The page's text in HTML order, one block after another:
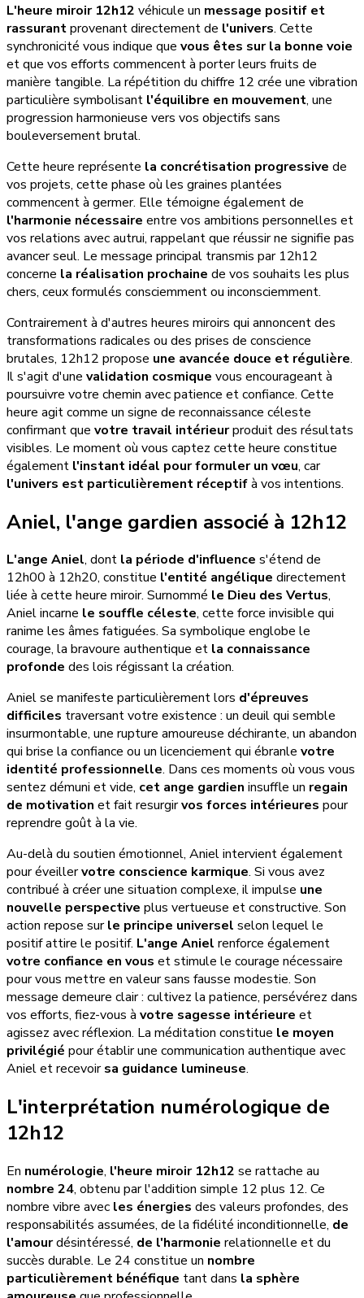
L'heure miroir 12h12 véhicule un message positif et
rassurantprovenant directement de l'univers. Cette
synchronicité vous indique que vous êtes sur la bonne voie
et que vos efforts commencent à porter leurs fruits de
manière tangible. La répétition du chiffre 12 crée une vibration
particulière symbolisant l'équilibre en mouvement, une
progression harmonieuse vers vos objectifs sans
bouleversement brutal.
Cette heure représente la concrétisation progressive de
vos projets, cette phase où les graines plantées
commencent à germer. Elle témoigne également de
l'harmonie nécessaire entre vos ambitions personnelles et
vos relations avec autrui, rappelant que réussir ne signifie pas
avancer seul. Le message principal transmis par 12h12
concerne la réalisation prochaine de vos souhaits les plus
chers, ceux formulés consciemment ou inconsciemment.
Contrairement à d'autres heures miroirs qui annoncent des
transformations radicales ou des prises de conscience
brutales, 12h12 propose une avancée douce et régulière.
Il s'agit d'une validation cosmique vous encourageant à
poursuivre votre chemin avec patience et confiance. Cette
heure agit comme un signe de reconnaissance céleste
confirmant que votre travail intérieurproduit des résultats
visibles. Le moment où vous captez cette heure constitue
également l'instant idéal pour formuler un vœu, car
l'univers est particulièrement réceptifà vos intentions.
Aniel, l'ange gardien associé à 12h12
L'ange Aniel, dont la période d'influence s'étend de
12h00 à 12h20, constitue l'entité angélique directement
liée à cette heure miroir. Surnommé le Dieu des Vertus,
Aniel incarne le souffle céleste, cette force invisible qui
ranime les âmes fatiguées. Sa symbolique englobe le
courage, la bravoure authentique et la connaissance
profonde des lois régissant la création.
Aniel se manifeste particulièrement lors d'épreuves
difficiles traversant votre existence : un deuil qui semble
insurmontable, une rupture amoureuse déchirante, un abandon
qui brise la confiance ou un licenciement qui ébranle votre
identité professionnelle. Dans ces moments où vous vous
sentez démuni et vide, cet ange gardien insuffle un regain
de motivation et fait resurgirvos forces intérieures pour
reprendre goût à la vie.
Au-delà du soutien émotionnel, Aniel intervient également
pour éveillervotre conscience karmique. Si vous avez
contribué à créer une situation complexe, il impulse une
nouvelle perspective plus vertueuse et constructive. Son
action repose surle principe universel selon lequel le
positif attire le positif. L'ange Aniel renforce également
votre confiance en vous et stimule le courage nécessaire
pour vous mettre en valeur sans fausse modestie. Son
message demeure clair : cultivez la patience, persévérez dans
vos efforts, fiez-vous à votre sagesse intérieure et
agissez avec réflexion. La méditation constitue le moyen
privilégié pour établir une communication authentique avec
Aniel et recevoirsa guidance lumineuse.
L'interprétation numérologique de
12h12
En numérologie, l'heure miroir 12h12 se rattache au
nombre 24, obtenu par l'addition simple 12 plus 12. Ce
nombre vibre avec les énergies des valeurs profondes, des
responsabilités assumées, de la fidélité inconditionnelle, de
l'amourdésintéressé, de l'harmonie relationnelle et du
succès durable. Le 24 constitue un nombre
particulièrement bénéfique tant dans la sphère